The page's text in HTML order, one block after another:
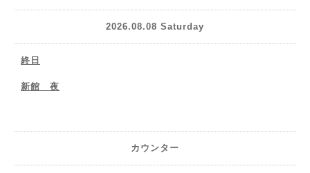
2026.08.08 Saturday
終日
新館 夜
カウンター